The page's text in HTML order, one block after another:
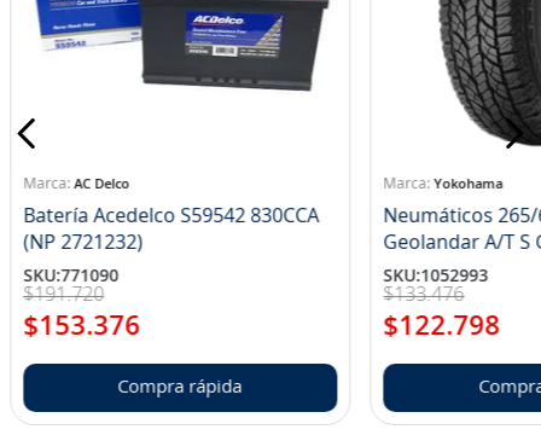
AC Delco
Batería Acedelco S59542 830CCA
(NP 2721232)
SKU:771090
$191.720
$153.376
Compra rápida
Yokohama
Neumáticos 265/
SKU:1052993
$133.476
$122.798